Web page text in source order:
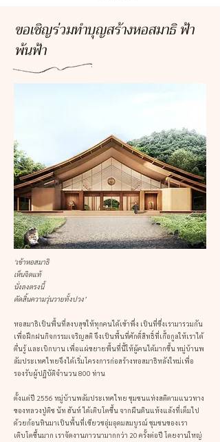
ขอเชิญร่วมทำบุญสร้างหอสมาธิ ฟ้า
พ้นฟ้า
‘เข้าหอสมาธิ
เห็นจิตแท้
นั่งลงตรงนี้
ตัดสิ้นความวุ่นวายทั้งปวง’
หอสมาธิเป็นพื้นที่สงบสุขให้ทุกคนได้เข้าพึ่ง เป็นที่ซึ่งเรามารวมกัน
เพื่อฝึกฝนกิจกรรมเจริญสติ จึงเป็นพื้นที่ศักดิ์สิทธิ์ที่เกื้อกูลให้เราได้
ตื่นรู้ และเบิกบาน เพื่อแผ่ขยายพื้นที่นี้ให้ผู้คนได้มากขึ้น หมู่บ้านพ
ลัมประเทศไทยจึงได้เริ่มโครงการก่อสร้างหอสมาธิหลังใหม่เพื่อ
รองรับผู้ปฏิบัติจำนวน 800 ท่าน
ตั้งแต่ปี 2556 หมู่บ้านพลัมประเทศไทย ชุมชนแห่งสติตามแนวทาง
ของหลวงปู่ติช นัท ฮันห์ ได้เติบโตขึ้น จากผืนดินแห้งแล้งที่เต็มไป
ด้วยก้อนหินมาเป็นพื้นที่เขียวชอุ่มอุดมสมบูรณ์ ชุมชนของเรา
เติบโตขึ้นมาก เราจัดงานภาวนามากกว่า 20 ครั้งต่อปี โดยงานใหญ่